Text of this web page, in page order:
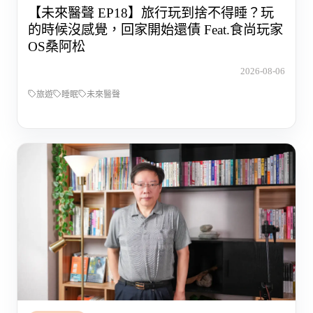
【未來醫聲 EP18】旅行玩到捨不得睡？玩
的時候沒感覺，回家開始還債 Feat.食尚玩家
OS桑阿松
2026-08-06
旅遊 睡眠 未來醫聲